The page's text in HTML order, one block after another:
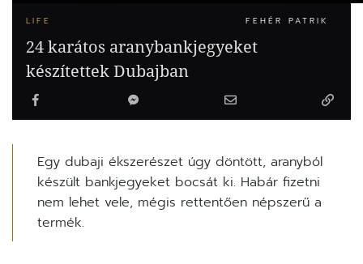
LIFE FEHÉR PATRIK
24 karátos aranybankjegyeket
készítettek Dubajban
Egy dubaji ékszerészet úgy döntött, aranyból
készült bankjegyeket bocsát ki. Habár fizetni
nem lehet vele, mégis rettentően népszerű a
termék.